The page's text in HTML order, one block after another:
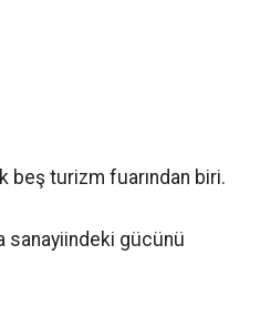
beş turizm fuarından biri.
sanayiindeki gücünü